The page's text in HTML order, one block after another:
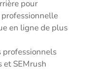
pour
en ligne de plus
et SEMrush